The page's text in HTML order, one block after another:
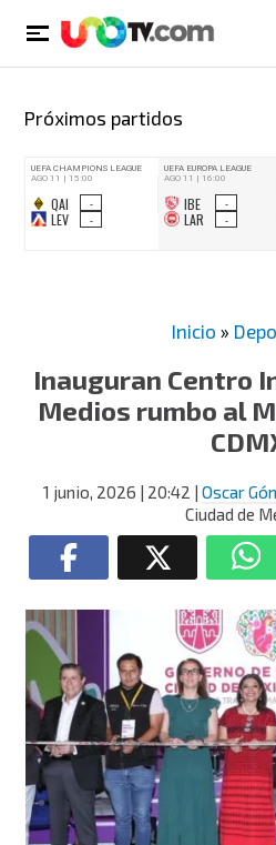
Próximos partidos
Inicio »
Inauguran Centro
Medios rumbo al
1 junio, 2026 | 20:42 | Oscar
Ciudad de